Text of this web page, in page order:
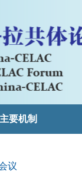
主要机制
议